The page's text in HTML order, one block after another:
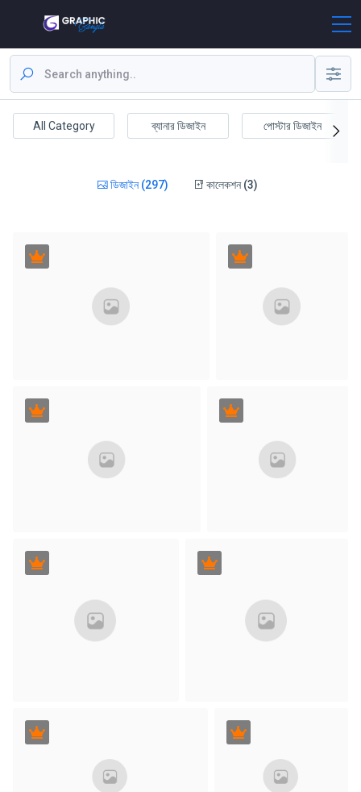
All Category ব্যানার ডিজাইন পোস্টার ডিজাইন
ডিজাইন (297) কালেকশন (3)